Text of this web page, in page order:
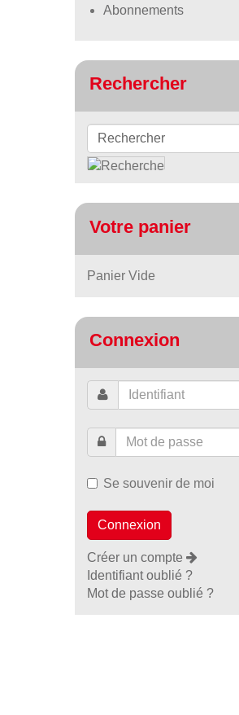
Abonnements
Rechercher
Votre panier
Panier Vide
Connexion
Se souvenir de moi
Créer un compte
Identifiant oublié ?
Mot de passe oublié ?